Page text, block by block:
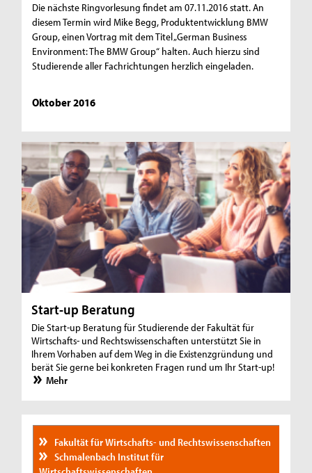
Die nächste Ringvorlesung findet am 07.11.2016 statt. An
diesem Termin wird Mike Begg, Produktentwicklung BMW
Group, einen Vortrag mit dem Titel „German Business
Environment: The BMW Group“ halten. Auch hierzu sind
Studierende aller Fachrichtungen herzlich eingeladen.
Oktober 2016
Start-up Beratung
Die Start-up Beratung für Studierende der Fakultät für
Wirtschafts- und Rechtswissenschaften unterstützt Sie in
Ihrem Vorhaben auf dem Weg in die Existenzgründung und
berät Sie gerne bei konkreten Fragen rund um Ihr Start-up!
Mehr
Fakultät für Wirtschafts- und Rechtswissenschaften
Schmalenbach Institut für